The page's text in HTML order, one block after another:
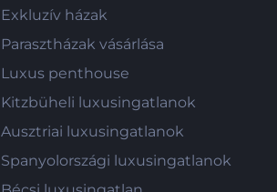
Exkluzív házak
Parasztházak vásárlása
Luxus penthouse
Kitzbüheli luxusingatlanok
Ausztriai luxusingatlanok
Spanyolországi luxusingatlanok